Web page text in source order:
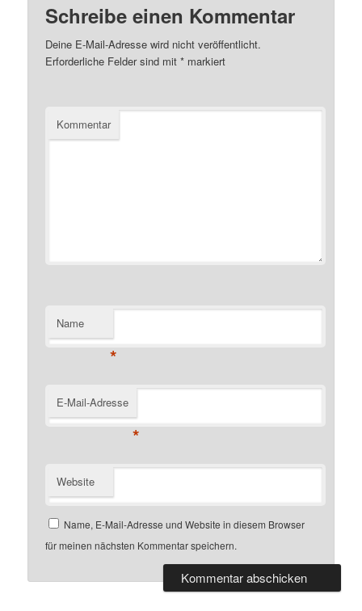
Schreibe einen Kommentar
Deine E-Mail-Adresse wird nicht veröffentlicht.
Erforderliche Felder sind mit* markiert
Kommentar
Name
*
E-Mail-Adresse
*
Website
Name, E-Mail-Adresse und Website in diesem Browser
für meinen nächsten Kommentar speichern.